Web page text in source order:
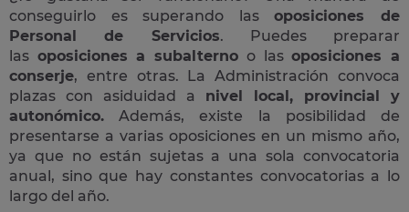
conseguirlo es superando lasoposiciones de
Personal de Servicios. Puedes preparar
las oposiciones a subalterno o lasoposiciones a
conserje, entre otras. La Administración convoca
plazas con asiduidad a nivel local, provincial y
autonómico. Además, existe la posibilidad de
presentarse a varias oposiciones en un mismo año,
ya que no están sujetas a una sola convocatoria
anual, sino que hay constantes convocatorias a lo
largo del año.